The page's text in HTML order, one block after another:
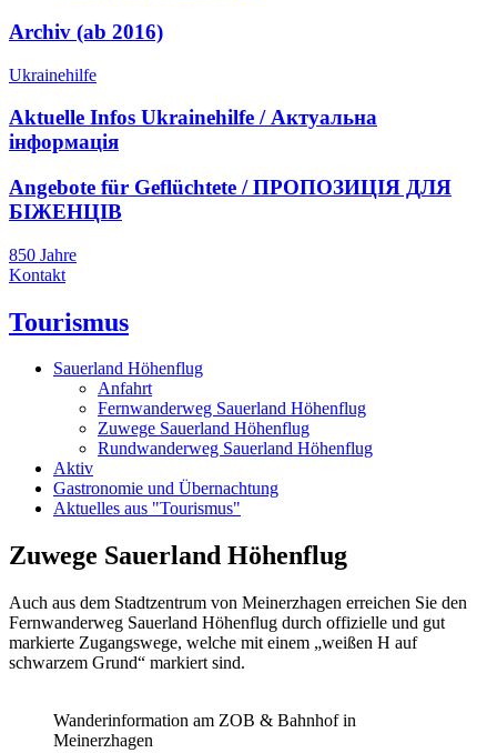
Archiv (ab 2016)
Ukrainehilfe
Aktuelle Infos Ukrainehilfe / Актуальна
інформація
Angebote für Geflüchtete / ПРОПОЗИЦІЯ ДЛЯ
БІЖЕНЦІВ
850 Jahre
Kontakt
Tourismus
Sauerland Höhenflug
Anfahrt
Fernwanderweg Sauerland Höhenflug
Zuwege Sauerland Höhenflug
Rundwanderweg Sauerland Höhenflug
Aktiv
Gastronomie und Übernachtung
Aktuelles aus "Tourismus"
Zuwege Sauerland Höhenflug
Auch aus dem Stadtzentrum von Meinerzhagen erreichen Sie den
Fernwanderweg Sauerland Höhenflug durch offizielle und gut
markierte Zugangswege, welche mit einem „weißen H auf
schwarzem Grund“ markiert sind.
Wanderinformation am ZOB & Bahnhof in
Meinerzhagen